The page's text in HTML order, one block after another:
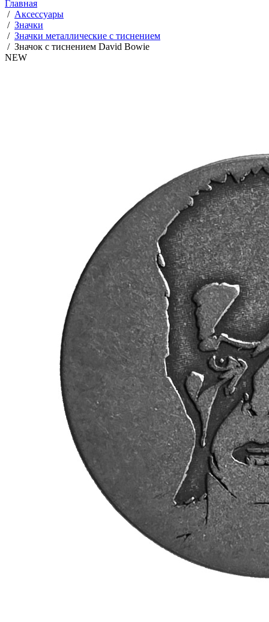
Главная
/ Аксессуары
/ Значки
/ Значки металлические с тиснением
/ Значок с тиснением David Bowie
NEW